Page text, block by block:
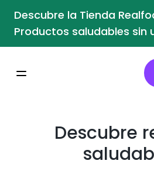
Descubre la Tienda
Productos saludables sin
Descubre